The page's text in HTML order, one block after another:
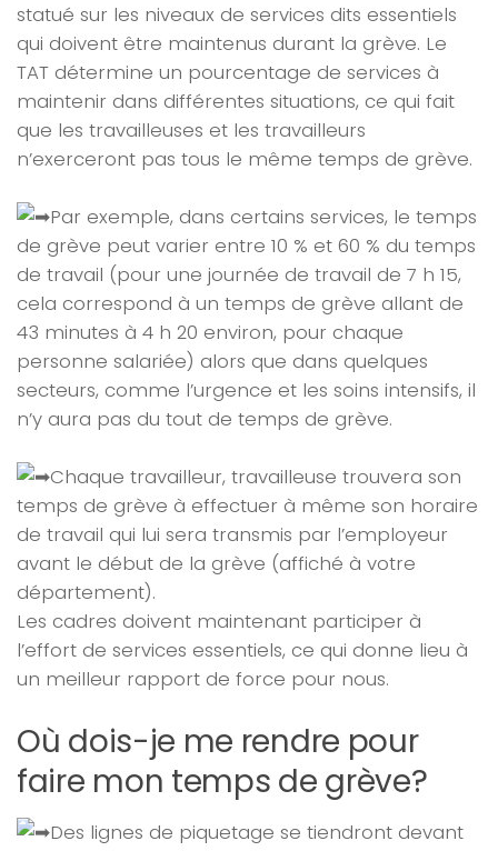
statué sur les niveaux de services dits essentiels
qui doivent être maintenus durant la grève. Le
TAT détermine un pourcentage de services à
maintenir dans différentes situations, ce qui fait
que les travailleuses et les travailleurs
n’exerceront pas tous le même temps de grève.
Par exemple, dans certains services, le temps
de grève peut varier entre 10 % et 60 % du temps
de travail (pour une journée de travail de 7 h 15,
cela correspond à un temps de grève allant de
43 minutes à 4 h 20 environ, pour chaque
personne salariée) alors que dans quelques
secteurs, comme l’urgence et les soins intensifs, il
n’y aura pas du tout de temps de grève.
Chaque travailleur, travailleuse trouvera son
temps de grève à effectuer à même son horaire
de travail qui lui sera transmis par l’employeur
avant le début de la grève (affiché à votre
département).
Les cadres doivent maintenant participer à
l’effort de services essentiels, ce qui donne lieu à
un meilleur rapport de force pour nous.
Où dois-je me rendre pour
faire mon temps de grève?
Des lignes de piquetage se tiendront devant